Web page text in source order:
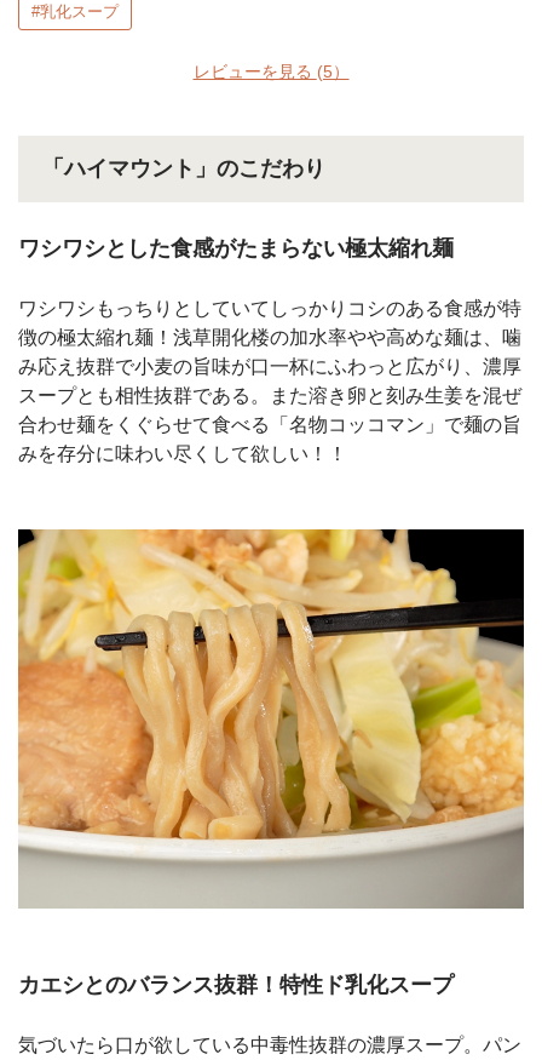
#乳化スープ
レビューを見る (5）
「ハイマウント」のこだわり
ワシワシとした食感がたまらない極太縮れ麺
ワシワシもっちりとしていてしっかりコシのある食感が特
徴の極太縮れ麺！浅草開化楼の加水率やや高めな麺は、噛
み応え抜群で小麦の旨味が口一杯にふわっと広がり、濃厚
スープとも相性抜群である。また溶き卵と刻み生姜を混ぜ
合わせ麺をくぐらせて食べる「名物コッコマン」で麺の旨
みを存分に味わい尽くして欲しい！！
カエシとのバランス抜群！特性ド乳化スープ
気づいたら口が欲している中毒性抜群の濃厚スープ。パン